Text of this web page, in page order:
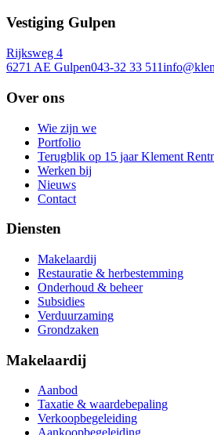
Vestiging Gulpen
Rijksweg 4
6271 AE Gulpen043-32 33 511
Over ons
Wie zijn we
Portfolio
Terugblik op 15 jaar Klement
Werken bij
Nieuws
Contact
Diensten
Makelaardij
Restauratie & herbestemming
Onderhoud & beheer
Subsidies
Verduurzaming
Grondzaken
Makelaardij
Aanbod
Taxatie & waardebepaling
Verkoopbegeleiding